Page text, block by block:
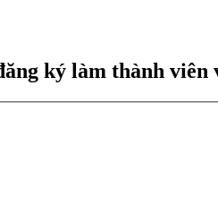
ký làm thành viên